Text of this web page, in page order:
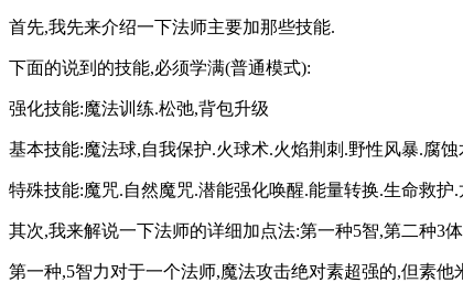
首先,我先来介绍一下法师主要加那些技能.
下面的说到的技能,必须学满(普通模式):
强化技能:魔法训练.松弛,背包升级
基本技能:魔法球,自我保护.火球术.火焰荆刺.野性风暴.腐
特殊技能:魔咒.自然魔咒.潜能强化唤醒.能量转换.生命救护.
其次,我来解说一下法师的详细加点法:第一种5智,第二种3
第一种,5智力对于一个法师,魔法攻击绝对素超强的,但素